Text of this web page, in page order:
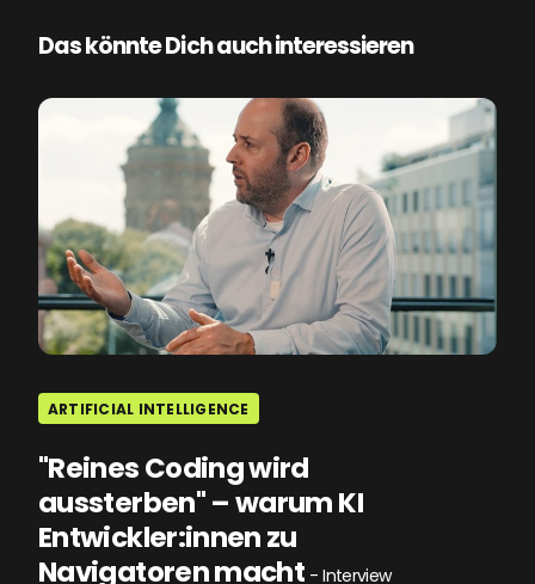
Das könnte Dich auch interessieren
ARTIFICIAL INTELLIGENCE
"Reines Coding wird
aussterben" – warum KI
Entwickler:innen zu
Navigatoren macht - Interview